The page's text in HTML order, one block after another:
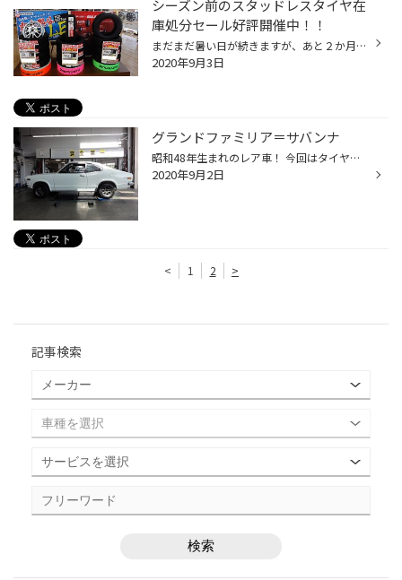
シーズン前のスタッドレスタイヤ在
庫処分セール好評開催中！！
まだまだ暑い日が続きますが、あと２か月ほどでスタッドレスタイヤのシーズンがやってきます。 ２シーズン続けて雪があまり降らなかったのでスタッドレスタイヤの溝が思ったよりも減ってるかもしれません。 当店ではシーズン前の『スタッドレスタイヤ在庫処分セール』を開催中です。 今シーズン、ス...
2020年9月3日
グランドファミリア＝サバンナ
昭和48年生まれのレア車！ 今回はタイヤ＆ホイル さすがに新品ホイルは無いと思うのでワタナベの中古品をこちらでガンメタにリペア。 ワタナベ製のボルトを新品 装着 （長さを2ｍｍだけカット） 部品供給が困難ですが、何とかお客さまと一緒に考えて行きましょう です。
2020年9月2日
< 1 2 >
記事検索